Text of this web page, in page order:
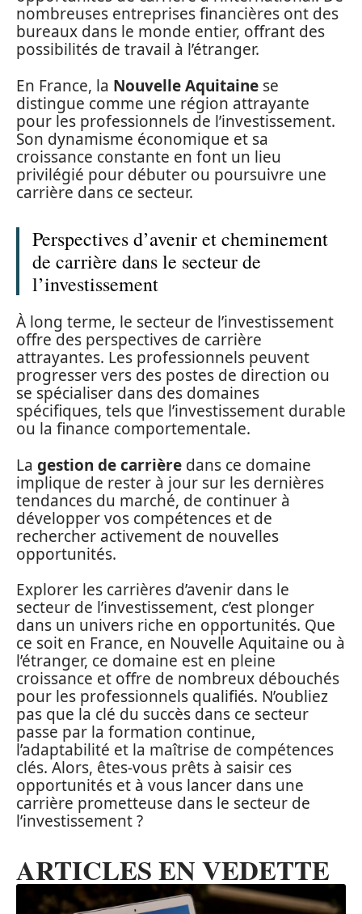
nombreuses entreprises financières ont des
bureaux dans le monde entier, offrant des
possibilités de travail à l’étranger.
En France, la Nouvelle Aquitaine se
distingue comme une région attrayante
pour les professionnels de l’investissement.
Son dynamisme économique et sa
croissance constante en font un lieu
privilégié pour débuter ou poursuivre une
carrière dans ce secteur.
Perspectives d’avenir et cheminement
de carrière dans le secteur de
l’investissement
À long terme, le secteur de l’investissement
offre des perspectives de carrière
attrayantes. Les professionnels peuvent
progresser vers des postes de direction ou
se spécialiser dans des domaines
spécifiques, tels que l’investissement durable
ou la finance comportementale.
La gestion de carrière dans ce domaine
implique de rester à jour sur les dernières
tendances du marché, de continuer à
développer vos compétences et de
rechercher activement de nouvelles
opportunités.
Explorer les carrières d’avenir dans le
secteur de l’investissement, c’est plonger
dans un univers riche en opportunités. Que
ce soit en France, en Nouvelle Aquitaine ou à
l’étranger, ce domaine est en pleine
croissance et offre de nombreux débouchés
pour les professionnels qualifiés. N’oubliez
pas que la clé du succès dans ce secteur
passe par la formation continue,
l’adaptabilité et la maîtrise de compétences
clés. Alors, êtes-vous prêts à saisir ces
opportunités et à vous lancer dans une
carrière prometteuse dans le secteur de
l’investissement ?
ARTICLES EN VEDETTE